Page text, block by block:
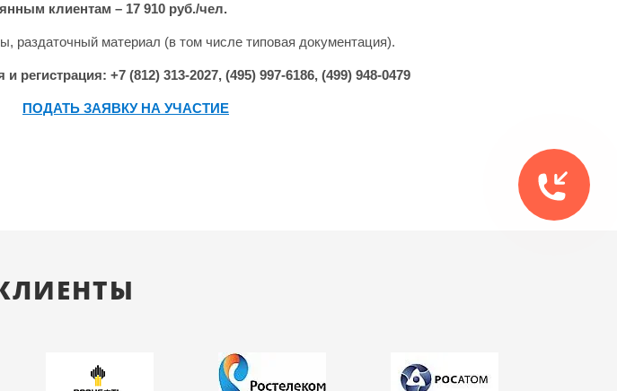
клиентам – 17 910 руб./чел.
раздаточный материал (в том числе типовая документация).
+7 (812) 313-2027, (495) 997-6186, (499) 948-0479
ПОДАТЬ ЗАЯВКУ НА УЧАСТИЕ